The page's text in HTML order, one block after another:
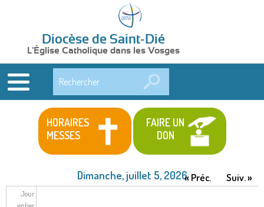
Diocèse de Saint-Dié
L'Église Catholique dans les Vosges
HORAIRES
MESSES
FAIRE UN
DON
Dimanche, juillet 5, 2026« Préc. Suiv. »
Jour